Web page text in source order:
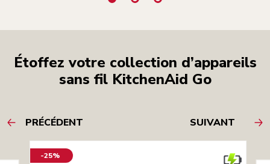
Étoffez votre collection d’appareils
sans fil KitchenAid Go
PRÉCÉDENT SUIVANT
-25%